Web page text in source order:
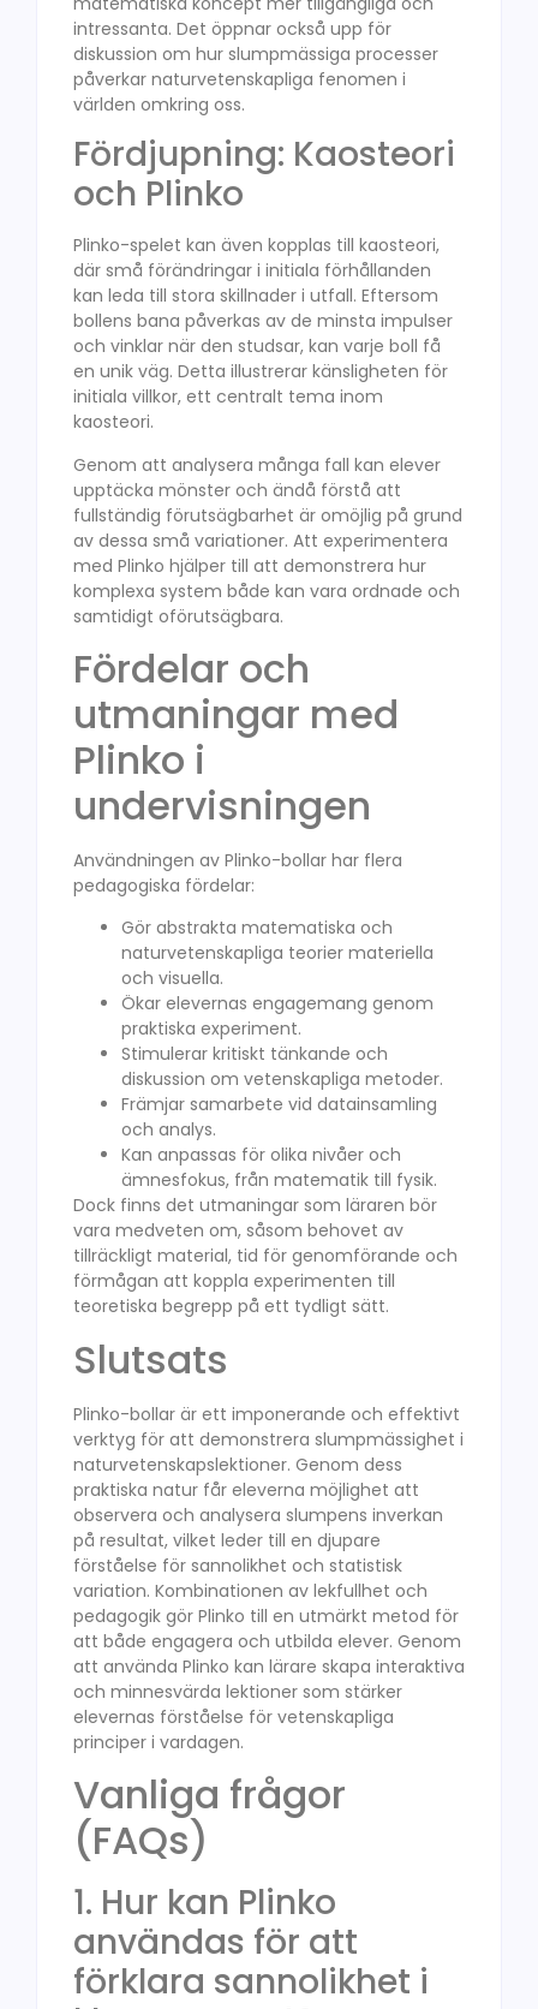
intressanta. Det öppnar också upp för
diskussion om hur slumpmässiga processer
påverkar naturvetenskapliga fenomen i
världen omkring oss.
Fördjupning: Kaosteori
och Plinko
Plinko-spelet kan även kopplas till kaosteori,
där små förändringar i initiala förhållanden
kan leda till stora skillnader i utfall. Eftersom
bollens bana påverkas av de minsta impulser
och vinklar när den studsar, kan varje boll få
en unik väg. Detta illustrerar känsligheten för
initiala villkor, ett centralt tema inom
kaosteori.
Genom att analysera många fall kan elever
upptäcka mönster och ändå förstå att
fullständig förutsägbarhet är omöjlig på grund
av dessa små variationer. Att experimentera
med Plinko hjälper till att demonstrera hur
komplexa system både kan vara ordnade och
samtidigt oförutsägbara.
Fördelar och
utmaningar med
Plinko i
undervisningen
Användningen av Plinko-bollar har flera
pedagogiska fördelar:
Gör abstrakta matematiska och
naturvetenskapliga teorier materiella
och visuella.
Ökar elevernas engagemang genom
praktiska experiment.
Stimulerar kritiskt tänkande och
diskussion om vetenskapliga metoder.
Främjar samarbete vid datainsamling
och analys.
Kan anpassas för olika nivåer och
ämnesfokus, från matematik till fysik.
Dock finns det utmaningar som läraren bör
vara medveten om, såsom behovet av
tillräckligt material, tid för genomförande och
förmågan att koppla experimenten till
teoretiska begrepp på ett tydligt sätt.
Slutsats
Plinko-bollar är ett imponerande och effektivt
verktyg för att demonstrera slumpmässighet i
naturvetenskapslektioner. Genom dess
praktiska natur får eleverna möjlighet att
observera och analysera slumpens inverkan
på resultat, vilket leder till en djupare
förståelse för sannolikhet och statistisk
variation. Kombinationen av lekfullhet och
pedagogik gör Plinko till en utmärkt metod för
att både engagera och utbilda elever. Genom
att använda Plinko kan lärare skapa interaktiva
och minnesvärda lektioner som stärker
elevernas förståelse för vetenskapliga
principer i vardagen.
Vanliga frågor
(FAQs)
1. Hur kan Plinko
användas för att
förklara sannolikhet i